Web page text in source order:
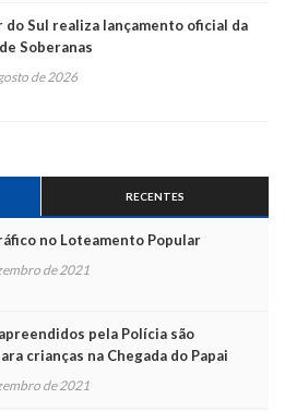
do Sul realiza lançamento oficial da
Soberanas
de 2026
RECENTES
no Loteamento Popular
de 2021
pela Polícia são
crianças na Chegada do Papai
de 2021